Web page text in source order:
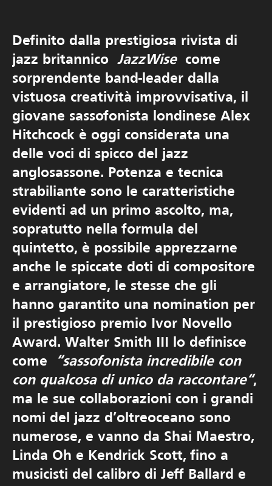
Definito dalla prestigiosa rivista di
jazz britannico JazzWise come
sorprendente band-leader dalla
vistuosa creatività improvvisativa, il
giovane sassofonista londinese Alex
Hitchcock è oggi considerata una
delle voci di spicco del jazz
anglosassone. Potenza e tecnica
strabiliante sono le caratteristiche
evidenti ad un primo ascolto, ma,
sopratutto nella formula del
quintetto, è possibile apprezzarne
anche le spiccate doti di compositore
e arrangiatore, le stesse che gli
hanno garantito una nomination per
il prestigioso premio Ivor Novello
Award. Walter Smith III lo definisce
come
“sassofonista incredibile con
con qualcosa di unico da raccontare“,
ma le sue collaborazioni con i grandi
nomi del jazz d’oltreoceano sono
numerose, e vanno da Shai Maestro,
Linda Oh e Kendrick Scott, fino a
musicisti del calibro di Jeff Ballard e